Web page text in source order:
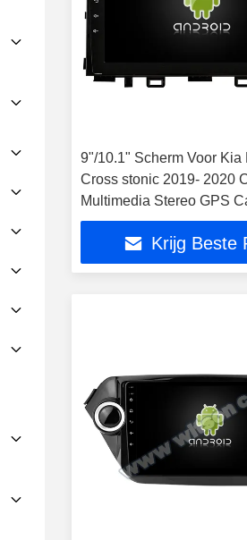
9"/10.1" Scherm Voor Kia
Cross stonic 2019- 2020
Multimedia Stereo GPS
Player
Krijg Beste